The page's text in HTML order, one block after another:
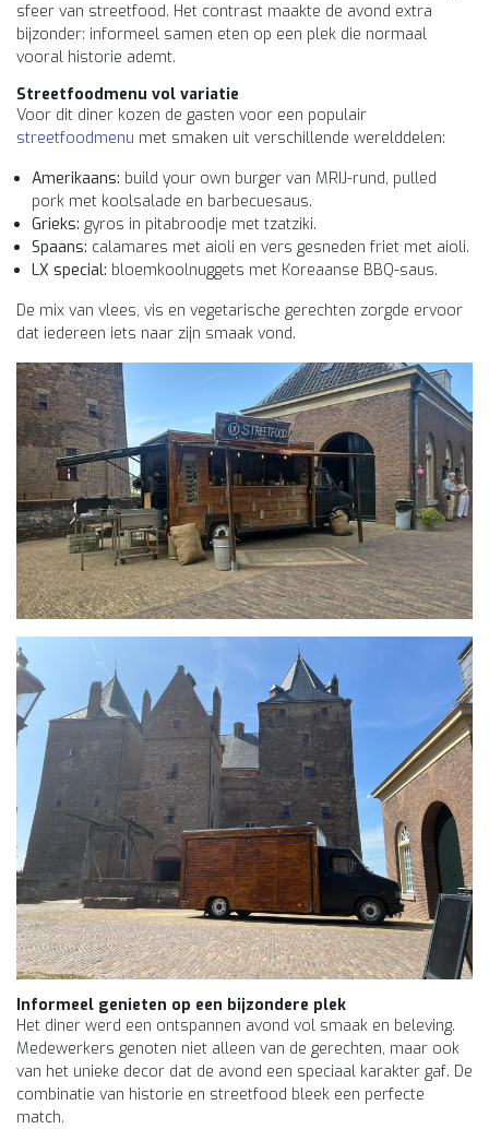
sfeer van streetfood. Het contrast maakte de avond extra
bijzonder: informeel samen eten op een plek die normaal
vooral historie ademt.
Streetfoodmenu vol variatie
Voor dit diner kozen de gasten voor een populair
streetfoodmenu met smaken uit verschillende werelddelen:
Amerikaans: build your own burger van MRIJ-rund, pulled
pork met koolsalade en barbecuesaus.
Grieks: gyros in pitabroodje met tzatziki.
Spaans: calamares met aioli en vers gesneden friet met aioli.
LX special: bloemkoolnuggets met Koreaanse BBQ-saus.
De mix van vlees, vis en vegetarische gerechten zorgde ervoor
dat iedereen iets naar zijn smaak vond.
Informeel genieten op een bijzondere plek
Het diner werd een ontspannen avond vol smaak en beleving.
Medewerkers genoten niet alleen van de gerechten, maar ook
van het unieke decor dat de avond een speciaal karakter gaf. De
combinatie van historie en streetfood bleek een perfecte
match.